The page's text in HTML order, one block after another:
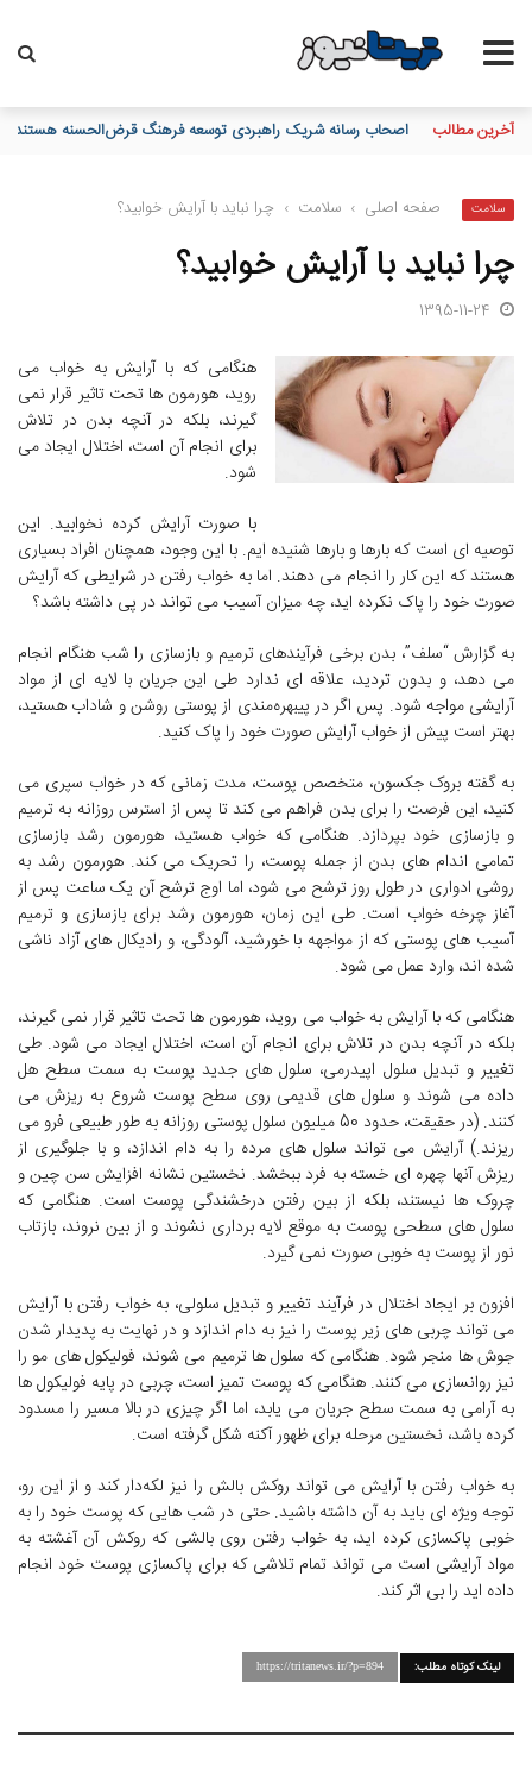
آخرین مطالب مدیرعامل بانک سپه فرارسیدن روز خبرنگار را به اصحاب رسانه و
سلامت صفحه اصلی › سلامت › چرا نباید با آرایش خوابید؟
چرا نباید با آرایش خوابید؟
1395-11-24
هنگامی که با آرایش به خواب می
روید، هورمون ها تحت تاثیر قرار نمی
گیرند، بلکه در آنچه بدن در تلاش
برای انجام آن است، اختلال ایجاد می
شود.
با صورت آرایش کرده نخوابید. این
توصیه ای است که بارها و بارها شنیده ایم. با این وجود، همچنان افراد بسیاری
هستند که این کار را انجام می دهند. اما به خواب رفتن در شرایطی که آرایش
صورت خود را پاک نکرده اید، چه میزان آسیب می تواند در پی داشته باشد؟
به گزارش “سلف”، بدن برخی فرآیندهای ترمیم و بازسازی را شب هنگام انجام
می دهد، و بدون تردید، علاقه ای ندارد طی این جریان با لایه ای از مواد
آرایشی مواجه شود. پس اگر در پیبهره‌مندی از پوستی روشن و شاداب هستید،
بهتر است پیش از خواب آرایش صورت خود را پاک کنید.
به گفته بروک جکسون، متخصص پوست، مدت زمانی که در خواب سپری می
کنید، این فرصت را برای بدن فراهم می کند تا پس از استرس روزانه به ترمیم
و بازسازی خود بپردازد. هنگامی که خواب هستید، هورمون رشد بازسازی
تمامی اندام های بدن از جمله پوست، را تحریک می کند. هورمون رشد به
روشی ادواری در طول روز ترشح می شود، اما اوج ترشح آن یک ساعت پس از
آغاز چرخه خواب است. طی این زمان، هورمون رشد برای بازسازی و ترمیم
آسیب های پوستی که از مواجهه با خورشید، آلودگی، و رادیکال های آزاد ناشی
شده اند، وارد عمل می شود.
هنگامی که با آرایش به خواب می روید، هورمون ها تحت تاثیر قرار نمی گیرند،
بلکه در آنچه بدن در تلاش برای انجام آن است، اختلال ایجاد می شود. طی
تغییر و تبدیل سلول اپیدرمی، سلول های جدید پوست به سمت سطح هل
داده می شوند و سلول های قدیمی روی سطح پوست شروع به ریزش می
کنند. (در حقیقت، حدود 50 میلیون سلول پوستی روزانه به طور طبیعی فرو می
ریزند.) آرایش می تواند سلول های مرده را به دام اندازد، و با جلوگیری از
ریزش آنها چهره ای خسته به فرد ببخشد. نخستین نشانه افزایش سن چین و
چروک ها نیستند، بلکه از بین رفتن درخشندگی پوست است. هنگامی که
سلول های سطحی پوست به موقع لایه برداری نشوند و از بین نروند، بازتاب
نور از پوست به خوبی صورت نمی گیرد.
افزون بر ایجاد اختلال در فرآیند تغییر و تبدیل سلولی، به خواب رفتن با آرایش
می تواند چربی های زیر پوست را نیز به دام اندازد و در نهایت به پدیدار شدن
جوش ها منجر شود. هنگامی که سلول ها ترمیم می شوند، فولیکول های مو را
نیز روانسازی می کنند. هنگامی که پوست تمیز است، چربی در پایه فولیکول ها
به آرامی به سمت سطح جریان می یابد، اما اگر چیزی در بالا مسیر را مسدود
کرده باشد، نخستین مرحله برای ظهور آکنه شکل گرفته است.
به خواب رفتن با آرایش می تواند روکش بالش را نیز لکه‌دار کند و از این رو،
توجه ویژه ای باید به آن داشته باشید. حتی در شب هایی که پوست خود را به
خوبی پاکسازی کرده اید، به خواب رفتن روی بالشی که روکش آن آغشته به
مواد آرایشی است می تواند تمام تلاشی که برای پاکسازی پوست خود انجام
داده اید را بی اثر کند.
لینک کوتاه مطلب: https://tritanews.ir/?p=894